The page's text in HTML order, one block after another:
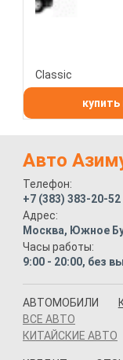
Classic
Авто
Телефон:
+7 (383) 383-20-52
Адрес:
Москва, Южное
Часы работы:
9:00 - 20:00, без
АВТОМОБИЛИ
ВСЕ АВТО
КИТАЙСКИЕ АВТО